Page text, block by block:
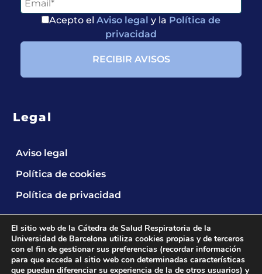
Acepto el Aviso legal y la Política de
privacidad
Legal
Aviso legal
Política de cookies
Política de privacidad
El sitio web de la Cátedra de Salud Respiratoria de la
Universidad de Barcelona utiliza cookies propias y de terceros
con el fin de gestionar sus preferencias (recordar información
para que acceda al sitio web con determinadas características
que puedan diferenciar su experiencia de la de otros usuarios) y